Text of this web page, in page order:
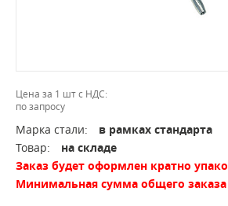
Цена за 1 шт с НДС:
по запросу
Марка стали:
в рамках стандарта
Товар:
на складе
Заказ будет оформлен кратно
Минимальная сумма общего заказа